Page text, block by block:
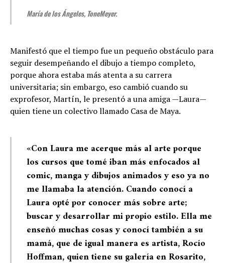
María de los Ángeles, ToneMeyer.
Manifestó que el tiempo fue un pequeño obstáculo para
seguir desempeñando el dibujo a tiempo completo,
porque ahora estaba más atenta a su carrera
universitaria; sin embargo, eso cambió cuando su
exprofesor, Martín, le presentó a una amiga —Laura—
quien tiene un colectivo llamado Casa de Maya.
«Con Laura me acerque más al arte porque
los cursos que tomé iban más enfocados al
comic, manga y dibujos animados y eso ya no
me llamaba la atención. Cuando conocí a
Laura opté por conocer más sobre arte;
buscar y desarrollar mi propio estilo. Ella me
enseñó muchas cosas y conocí también a su
mamá, que de igual manera es artista, Rocío
Hoffman, quien tiene su galería en Rosarito,